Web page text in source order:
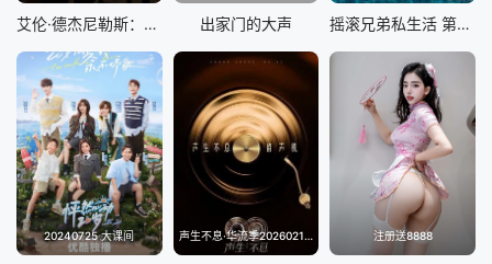
艾伦·德杰尼勒斯：请你许可 出家门的大声 摇滚兄弟私生活 第二季
20240725 大课间 声生不息·华流季20260214(典藏版) 注册送8888